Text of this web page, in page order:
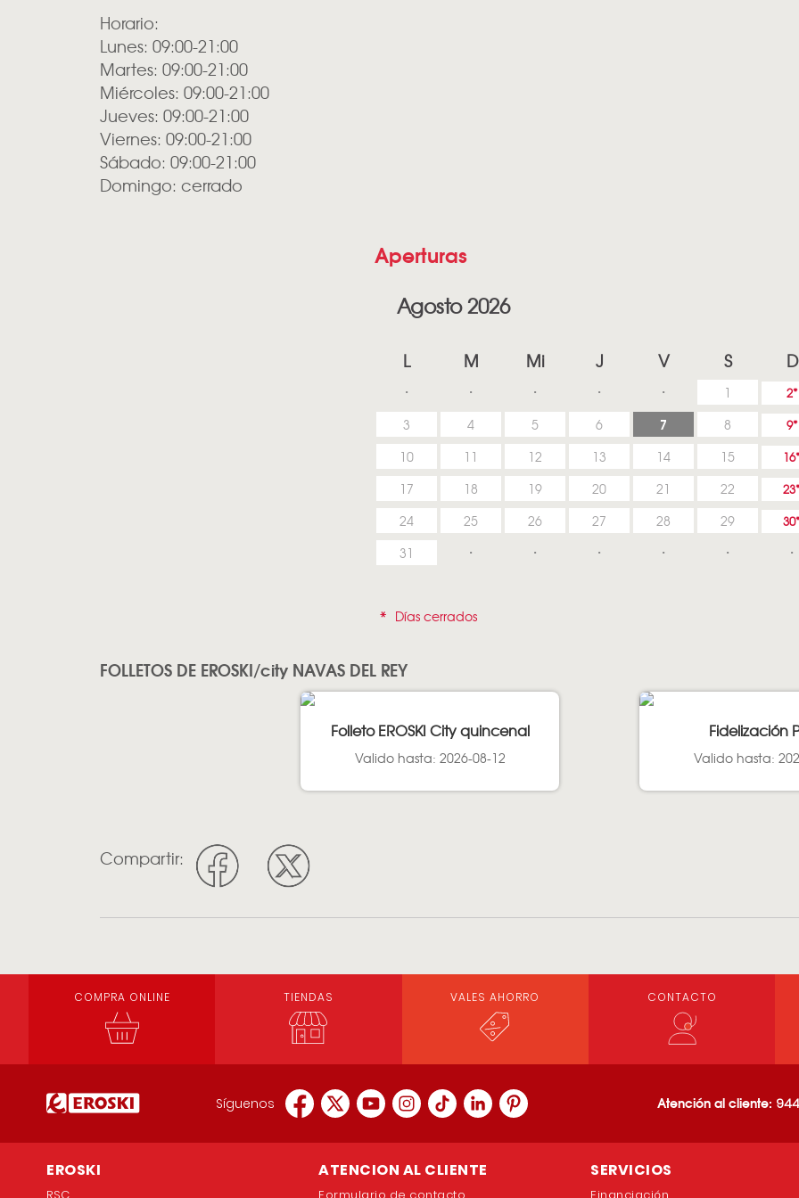
Horario:
Lunes: 09:00-21:00
Martes: 09:00-21:00
Miércoles: 09:00-21:00
Jueves: 09:00-21:00
Viernes: 09:00-21:00
Sábado: 09:00-21:00
Domingo: cerrado
Aperturas
Agosto 2026
L M Mi J V S D
1 2
3 4 5 6 7 8 9
10 11 12 13 14 15 16
17 18 19 20 21 22 23
24 25 26 27 28 29 30
31
* Días cerrados
FOLLETOS DE EROSKI/city NAVAS DEL REY
Folleto EROSKI City quincenal
Valido hasta: 2026-08-12
Fidelización
Valido hasta:
Compartir:
COMPRA ONLINE TIENDAS VALES AHORRO CONTACTO
Síguenos Atención al cliente:
EROSKI ATENCION AL CLIENTE SERVICIOS